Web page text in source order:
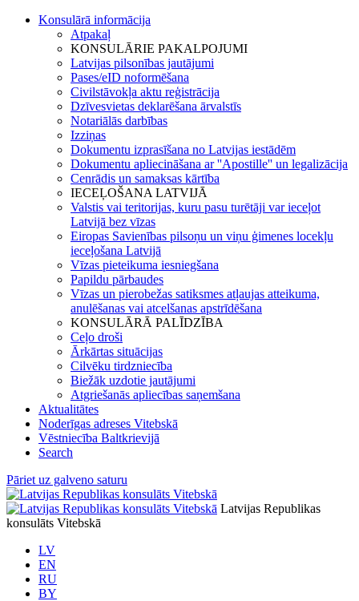
Konsulārā informācija
Atpakaļ
KONSULĀRIE PAKALPOJUMI
Latvijas pilsonības jautājumi
Pases/eID noformēšana
Civilstāvokļa aktu reģistrācija
Dzīvesvietas deklarēšana ārvalstīs
Notariālās darbības
Izziņas
Dokumentu izprasīšana no Latvijas iestādēm
Dokumentu apliecināšana ar ''Apostille'' un legalizācija
Cenrādis un samaksas kārtība
IECEĻOŠANA LATVIJĀ
Valstis vai teritorijas, kuru pasu turētāji var ieceļot
Latvijā bez vīzas
Eiropas Savienības pilsoņu un viņu ģimenes locekļu
ieceļošana Latvijā
Vīzas pieteikuma iesniegšana
Papildu pārbaudes
Vīzas un pierobežas satiksmes atļaujas atteikuma,
anulēšanas vai atcelšanas apstrīdēšana
KONSULĀRĀ PALĪDZĪBA
Ceļo droši
Ārkārtas situācijas
Cilvēku tirdzniecība
Biežāk uzdotie jautājumi
Atgriešanās apliecības saņemšana
Aktualitātes
Noderīgas adreses Vitebskā
Vēstniecība Baltkrievijā
Search
Pāriet uz galveno saturu
Latvijas Republikas
konsulāts Vitebskā
LV
EN
RU
BY